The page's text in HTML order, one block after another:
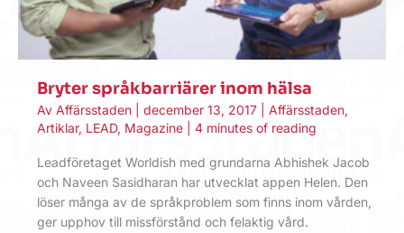
Bryter språkbarriärer inom hälsa
Av Affärsstaden december 13, 2017 Affärsstaden,
Artiklar, LEAD, Magazine 4 minutes of reading
Leadföretaget Worldish med grundarna Abhishek Jacob
och Naveen Sasidharan har utvecklat appen Helen. Den
löser många av de språkproblem som finns inom vården,
ger upphov till missförstånd och felaktig vård.